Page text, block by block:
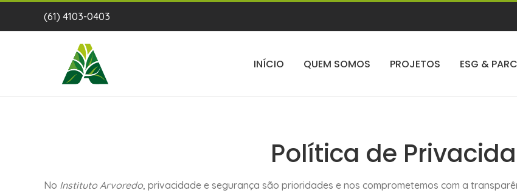
(61) 4103-0403
INÍCIO QUEM SOMOS PROJETOS ESG &
Política de
No Instituto Arvoredo, privacidade e segurança são prioridades e nos comprometemos com a